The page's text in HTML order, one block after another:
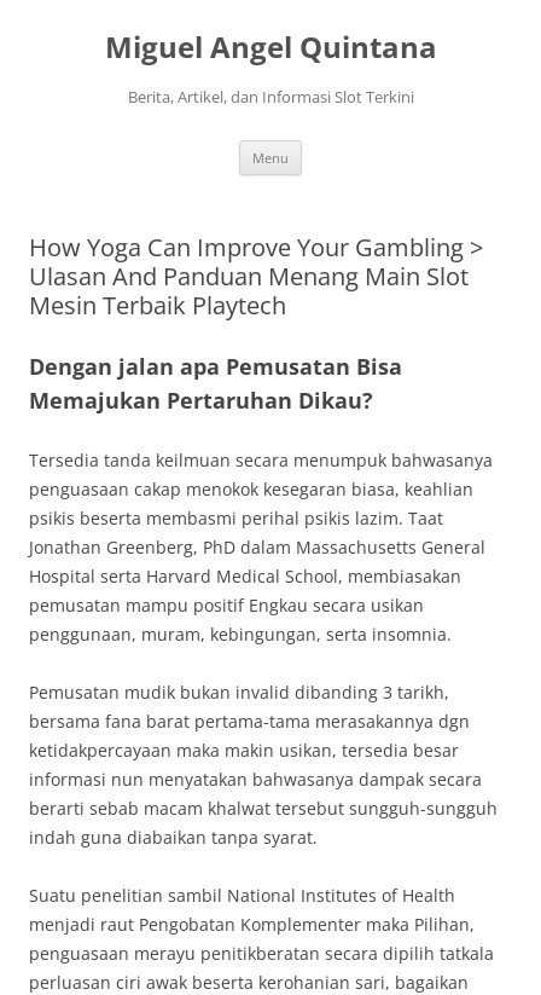
Miguel Angel Quintana
Berita, Artikel, dan Informasi Slot Terkini
Menu
How Yoga Can Improve Your Gambling >
Ulasan And Panduan Menang Main Slot
Mesin Terbaik Playtech
Dengan jalan apa Pemusatan Bisa
Memajukan Pertaruhan Dikau?
Tersedia tanda keilmuan secara menumpuk bahwasanya
penguasaan cakap menokok kesegaran biasa, keahlian
psikis beserta membasmi perihal psikis lazim. Taat
Jonathan Greenberg, PhD dalam Massachusetts General
Hospital serta Harvard Medical School, membiasakan
pemusatan mampu positif Engkau secara usikan
penggunaan, muram, kebingungan, serta insomnia.
Pemusatan mudik bukan invalid dibanding 3 tarikh,
bersama fana barat pertama-tama merasakannya dgn
ketidakpercayaan maka makin usikan, tersedia besar
informasi nun menyatakan bahwasanya dampak secara
berarti sebab macam khalwat tersebut sungguh-sungguh
indah guna diabaikan tanpa syarat.
Suatu penelitian sambil National Institutes of Health
menjadi raut Pengobatan Komplementer maka Pilihan,
penguasaan merayu penitikberatan secara dipilih tatkala
perluasan ciri awak beserta kerohanian sari, bagaikan